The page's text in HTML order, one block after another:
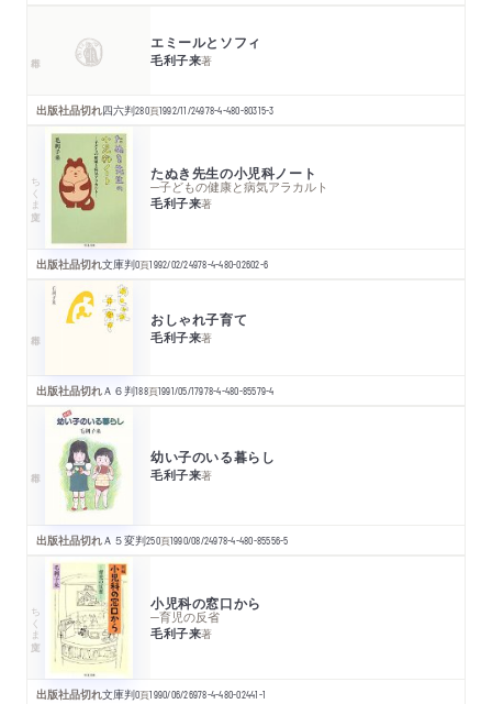
エミールとソフィ
毛利子来著
出版社品切れ四六判280頁1992/11/24978-4-480-80315-3
ちくま文庫 たぬき先生の小児科ノート
─子どもの健康と病気アラカルト
毛利子来著
出版社品切れ文庫判0頁1992/02/24978-4-480-02602-6
おしゃれ子育て
毛利子来著
出版社品切れＡ６判188頁1991/05/17978-4-480-85579-4
幼い子のいる暮らし
毛利子来著
出版社品切れＡ５変判250頁1990/08/24978-4-480-85556-5
ちくま文庫 小児科の窓口から
─育児の反省
毛利子来著
出版社品切れ文庫判0頁1990/06/26978-4-480-02441-1